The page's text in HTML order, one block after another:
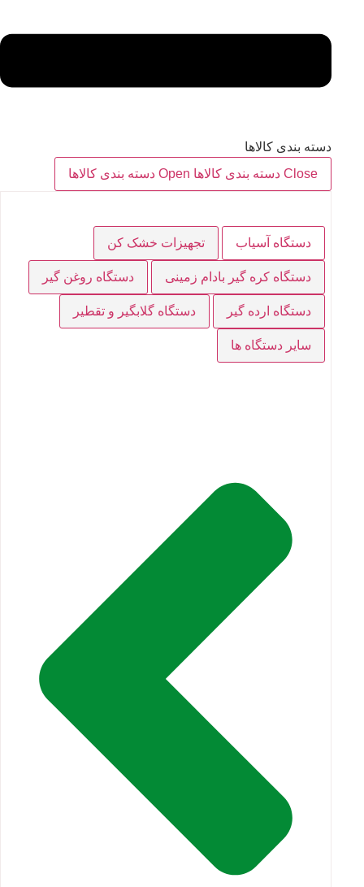
دسته بندی کالاها
Close دسته بندی کالاها
Open دسته بندی کالاها
دستگاه آسیاب تجهیزات خشک کن
دستگاه کره گیر بادام زمینی دستگاه روغن گیر
دستگاه ارده گیر دستگاه گلابگیر و تقطیر
سایر دستگاه ها